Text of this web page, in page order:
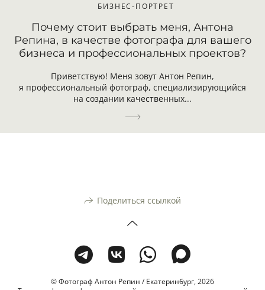
БИЗНЕС-ПОРТРЕТ
Почему стоит выбрать меня, Антона
Репина, в качестве фотографа для вашего
бизнеса и профессиональных проектов?
Приветствую! Меня зовут Антон Репин,
я профессиональный фотограф, специализирующийся
на создании качественных...
Поделиться ссылкой
© Фотограф Антон Репин / Екатеринбург, 2026